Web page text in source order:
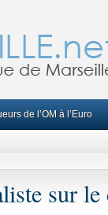
de l’OM à l’Euro
sur